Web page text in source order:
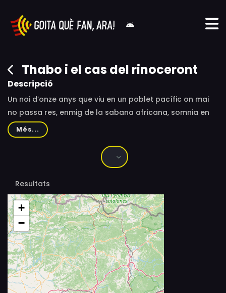
Thabo i el cas del rinoceront
Descripció
Un noi d’onze anys que viu en un poblet pacífic on mai
no passa res, enmig de la sabana africana, somnia en
convertir-se en detectiu privat. La seva vida farà un
tomb inesperat quan al parc safari veí algú assassini un
rinoceront per quedar-se amb la seva preuada banya.
Més...
Resultats
+
−